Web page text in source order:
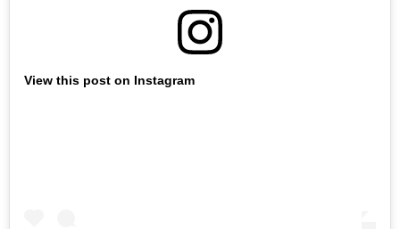
View this post on Instagram